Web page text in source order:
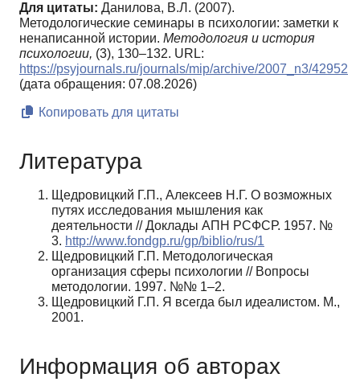
Для цитаты: Данилова, В.Л. (2007).
Методологические семинары в психологии: заметки к
ненаписанной истории. Методология и история
психологии, (3), 130–132. URL:
https://psyjournals.ru/journals/mip/archive/2007_n3/42952
(дата обращения: 07.08.2026)
Копировать для цитаты
Литература
Щедровицкий Г.П., Алексеев Н.Г. О возможных
путях исследования мышления как
деятельности // Доклады АПН РСФСР. 1957. №
3. http://www.fondgp.ru/gp/biblio/rus/1
Щедровицкий Г.П. Методологическая
организация сферы психологии // Вопросы
методологии. 1997. №№ 1–2.
Щедровицкий Г.П. Я всегда был идеалистом. М.,
2001.
Информация об авторах